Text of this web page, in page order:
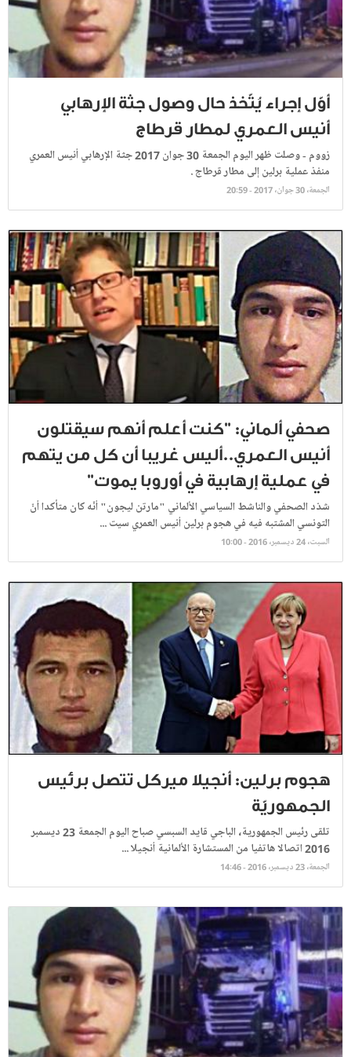
أوّل إجراء يُتّخذ حال وصول جثة الإرهابي
أنيس العمري لمطار قرطاج
زووم - وصلت ظهر اليوم الجمعة 30 جوان 2017 جثة الإرهابي أنيس العمري
منفذ عملية برلين إلى مطار قرطاج .
الجمعة، 30 جوان، 2017 - 20:59
صحفي ألماني: "كنت أعلم أنهم سيقتلون
أنيس العمري..أليس غريبا أن كل من يتهم
في عملية إرهابية في أوروبا يموت"
شدّد الصحفي والناشط السياسي الألماني "مارتن ليجون" أنّه كان متأكدا أنّ
التونسي المشتبه فيه في هجوم برلين أنيس العمري سيت ...
السبت، 24 ديسمبر، 2016 - 10:00
هجوم برلين: أنجيلا ميركل تتصل برئيس
الجمهوريّة
تلقى رئيس الجمهورية، الباجي قايد السبسي صباح اليوم الجمعة 23 ديسمبر
2016 اتصالا هاتفيا من المستشارة الألمانية أنجيلا ...
الجمعة، 23 ديسمبر، 2016 - 14:46